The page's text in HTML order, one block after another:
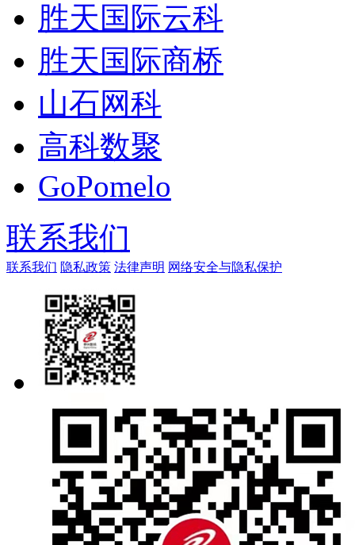
胜天国际云科
胜天国际商桥
山石网科
高科数聚
GoPomelo
联系我们
联系我们 隐私政策 法律声明 网络安全与隐私保护